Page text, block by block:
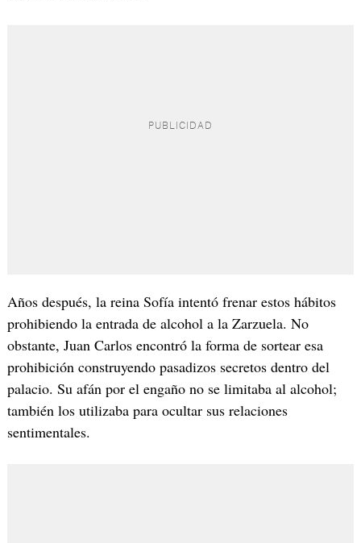
Años después, la reina Sofía intentó frenar estos hábitos
prohibiendo la entrada de alcohol a la Zarzuela. No
obstante, Juan Carlos encontró la forma de sortear esa
prohibición construyendo pasadizos secretos dentro del
palacio. Su afán por el engaño no se limitaba al alcohol;
también los utilizaba para ocultar sus relaciones
sentimentales.